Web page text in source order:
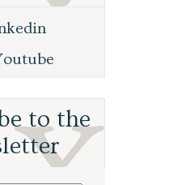
to the